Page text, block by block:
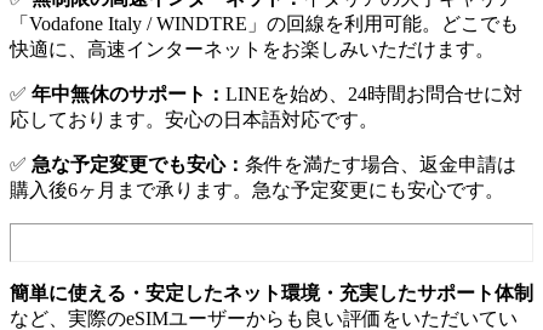
「Vodafone Italy / WINDTRE」の回線を利用可能。どこでも
快適に、高速インターネットをお楽しみいただけます。
✅ 年中無休のサポート： LINEを始め、24時間お問合せに対
応しております。安心の日本語対応です。
✅ 急な予定変更でも安心： 条件を満たす場合、返金申請は
購入後6ヶ月まで承ります。急な予定変更にも安心です。
簡単に使える・安定したネット環境・充実したサポート体制
など、実際のeSIMユーザーからも良い評価をいただいてい